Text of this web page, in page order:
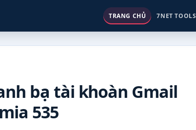
TRANG CHỦ 7NET TOOLS
bạ tài khoàn Gmail
535